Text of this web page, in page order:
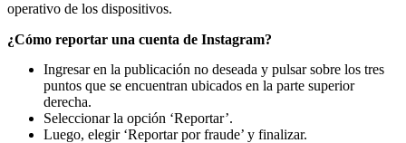
operativo de los dispositivos.
¿Cómo reportar una cuenta de Instagram?
Ingresar en la publicación no deseada y pulsar sobre los tres
puntos que se encuentran ubicados en la parte superior
derecha.
Seleccionar la opción ‘Reportar’.
Luego, elegir ‘Reportar por fraude’ y finalizar.